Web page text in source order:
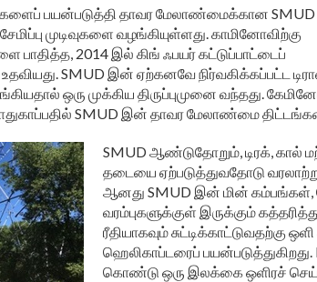
பயன்படுத்தி தாவர மேலாண்மைக்கான SMUD
முடிவுகளை வழங்கியுள்ளது. காமினோவிற்கு
2014 இல் கிங் ஃபயர் கட்டுப்பாட்டைப்
SMUD இன் ஏற்கனவே நிர்வகிக்கப்பட்ட
ஒரு முக்கிய திருப்புமுனை வந்தது.
பாதுகாப்பதில் SMUD இன் தாவர மேலாண்மை
SMUD ஆண்டுதோறும், டிரக், கால்
தடையை ஏற்படுத்துவதோடு
ஆனது SMUD இன் மின் கம்பங்கள்,
வரம்புகளுக்குள் இருக்கும்
ரீதியாகவும் சுட்டிக்காட்டுவதற்கு
ஹெலிகாப்டரைப்
கொண்டு ஒரு இலக்கை ஒளிரச்